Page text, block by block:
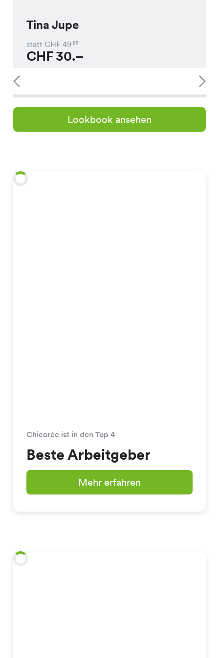
Tina Jupe
statt CHF 4995
CHF30.–
Lookbook ansehen
Chicorée ist in den Top 4
Beste Arbeitgeber
Mehr erfahren